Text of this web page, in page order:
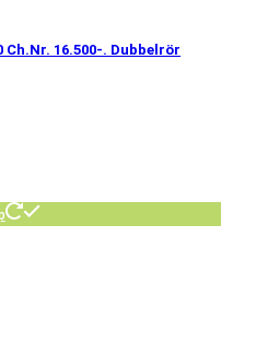
Ch.Nr. 16.500-. Dubbelrör